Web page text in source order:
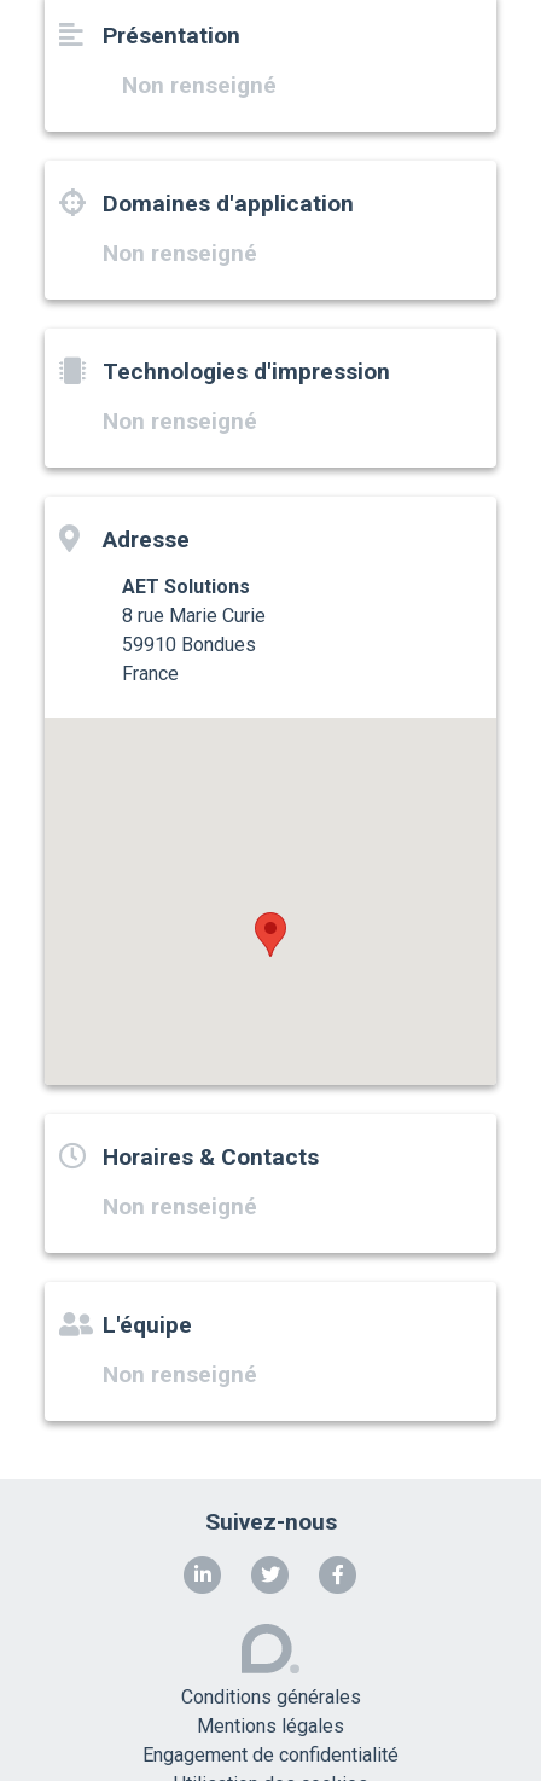
Présentation
Non renseigné
Domaines d'application
Non renseigné
Technologies d'impression
Non renseigné
Adresse
AET Solutions
8 rue Marie Curie
59910 Bondues
France
Horaires & Contacts
Non renseigné
L'équipe
Non renseigné
Suivez-nous
Conditions générales
Mentions légales
Engagement de confidentialité